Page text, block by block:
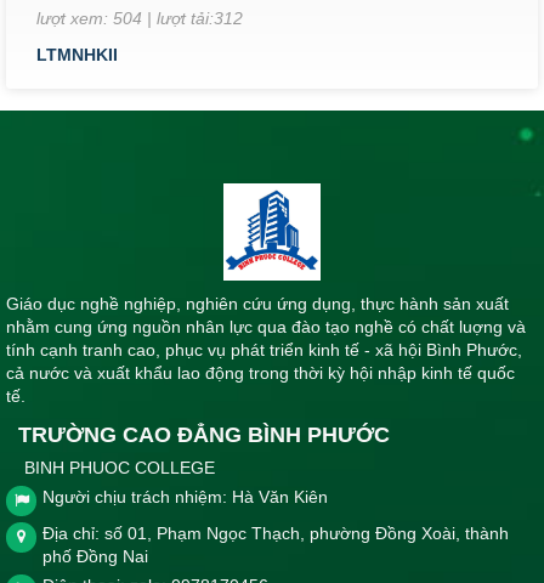
Lịch thi kết thúc học phần khoa Sư phạm & Khoa học cơ bản
học 2023-2024
lượt xem: 412 | lượt tải:273
Lịch thi kết thúc học phần Khoa Y - Dược tháng 5 năm 2024
Thời gian đăng: 10/05/2024
lượt xem: 569 | lượt tải:353
LTKTHPKN 5/2024
Lịch thi kết thúc học phần khối nghề học kì II tháng 5 năm
Thời gian đăng: 10/05/2024
lượt xem: 442 | lượt tải:294
lthiYD12
Lịch thi kết thúc môn Khoa Y - Dược tháng 12 năm học
2023-2024
Giáo dục nghề nghiệp, nghiên cứu ứng dụng, thực hành sản xuất
nhằm cung ứng nguồn nhân lực qua đào tạo nghề có chất luợng và
tính cạnh tranh cao, phục vụ phát triển kinh tế - xã hội Bình Phước,
cả nước và xuất khẩu lao động trong thời kỳ hội nhập kinh tế quốc
tế.
TRƯỜNG CAO ĐẲNG BÌNH PHƯỚC
BINH PHUOC COLLEGE
Người chịu trách nhiệm: Hà Văn Kiên
Địa chỉ: số 01, Phạm Ngọc Thạch, phường Đồng Xoài, thành
phố Đồng Nai